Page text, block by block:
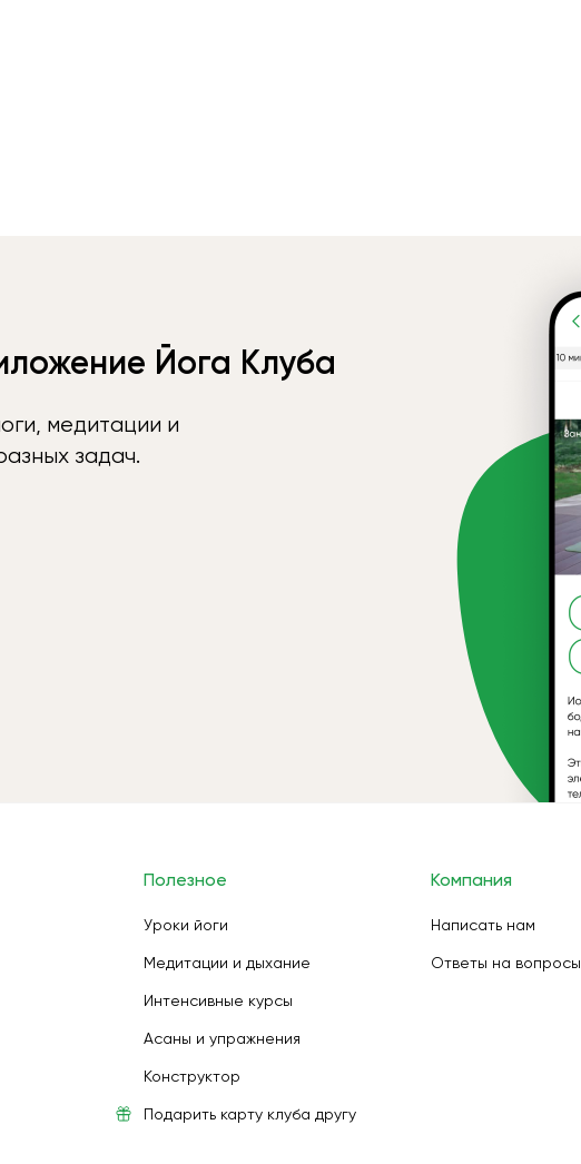
Йога Клуба
медитации и
задач.
Полезное
Уроки йоги
Медитации и дыхание
Интенсивные курсы
Асаны и упражнения
Конструктор
Подарить карту клуба другу
Компания
Написать нам
Ответы на вопросы